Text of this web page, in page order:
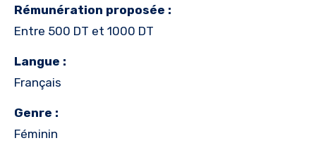
Rémunération proposée :
Entre 500 DT et 1000 DT
Langue :
Français
Genre :
Féminin